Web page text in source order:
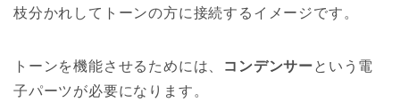
枝分かれしてトーンの方に接続するイメージです。
トーンを機能させるためには、 コンデンサーという電
子パーツが必要になります。